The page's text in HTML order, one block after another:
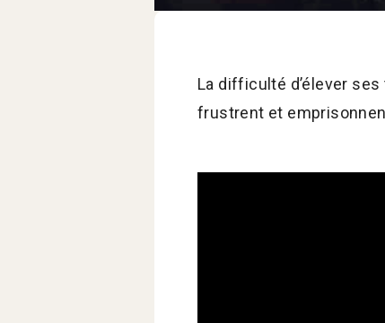
La difficulté d’élever
frustrent et